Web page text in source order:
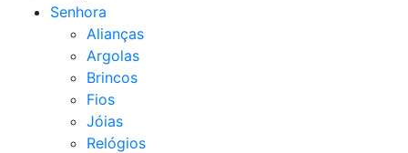
Senhora
Alianças
Argolas
Brincos
Fios
Jóias
Relógios